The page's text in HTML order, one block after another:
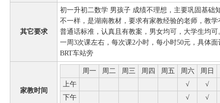
其它要求
初一升初二数学 男孩子 成绩不理想，主要巩固基础
不一样，是湖南教材，要求有家教经验的老师，教
普通话标准，认真且有教案，男女均可，大学生均
一周3次课左右，每次课2小时，每小时50元，具体
BRT车站旁
家教时间
周一 周二 周三 周四 周五 周六 周日
上午
√ √
下午
√ √